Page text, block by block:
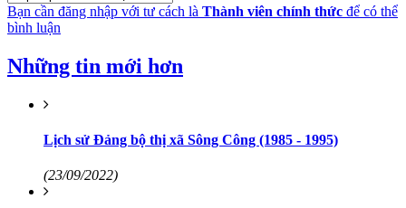
Bạn cần đăng nhập với tư cách là Thành viên chính thức để có thể
bình luận
Những tin mới hơn
Lịch sử Đảng bộ thị xã Sông Công (1985 - 1995)
(23/09/2022)